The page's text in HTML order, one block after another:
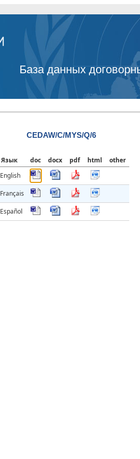
База данных
CEDAW/C/MYS/Q/6
Язык doc docx pdf html
other
English
Français
Español